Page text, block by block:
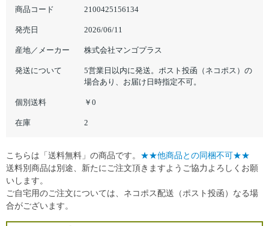
商品コード 2100425156134
発売日 2026/06/11
産地／メーカー 株式会社マンゴプラス
発送について
5営業日以内に発送。ポスト投函（ネコポス）の
場合あり、お届け日時指定不可。
個別送料 ￥0
在庫 2
こちらは「送料無料」の商品です。 ★★他商品との同梱不可★★
送料別商品は別途、新たにご注文頂きますようご協力よろしくお願
いします。
ご自宅用のご注文については、ネコポス配送（ポスト投函）なる場
合がございます。